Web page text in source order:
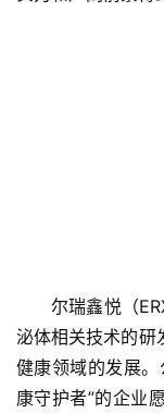
页
融
尔瑞鑫悦（
泌体相关技术的研
健康领域的发展
康守护者”的企业